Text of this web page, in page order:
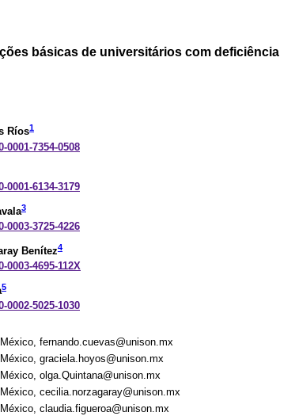
básicas de universitários com deficiência
Ríos1
7354-0508
6134-3179
3
3725-4226
Benítez4
4695-112X
5
5025-1030
fernando.cuevas@unison.mx
graciela.hoyos@unison.mx
olga.Quintana@unison.mx
cecilia.norzagaray@unison.mx
claudia.figueroa@unison.mx